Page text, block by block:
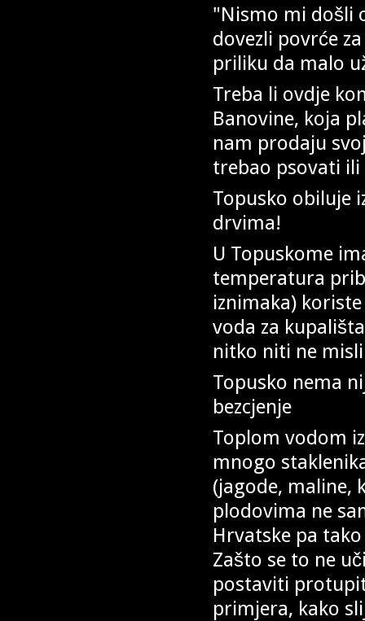
"Nismo mi došli
dovezli povrće
priliku da malo
Treba li ovdje
Banovine, koja
nam prodaju
trebao psovati
Topusko obiluje
drvima!
U Topuskome
temperatura
iznimaka)
voda za
nitko niti ne
Topusko nema
bezcjenje
Toplom vodom
mnogo
(jagode, maline,
plodovima ne
Hrvatske pa
Zašto se to ne
postaviti
primjera, kako